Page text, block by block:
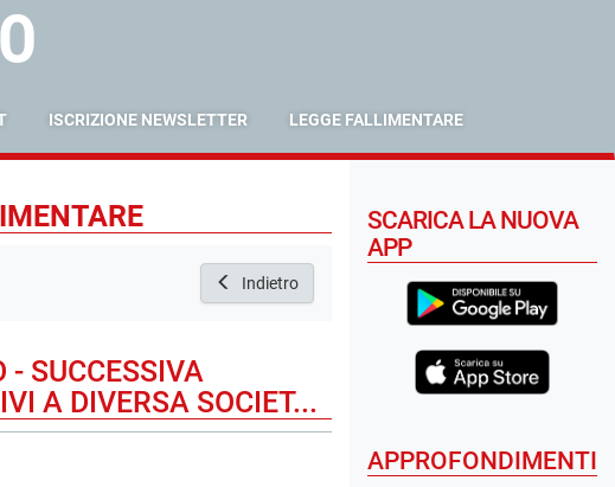
ISCRIZIONE NEWSLETTER LEGGE FALLIMENTARE
Indietro
- SUCCESSIVA
A DIVERSA SOCIET...
SCARICA LA NUOVA
APP
APPROFONDIMENTI